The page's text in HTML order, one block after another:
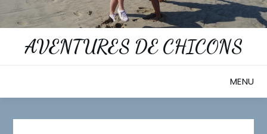
AVENTURES DE CHICONS
MENU